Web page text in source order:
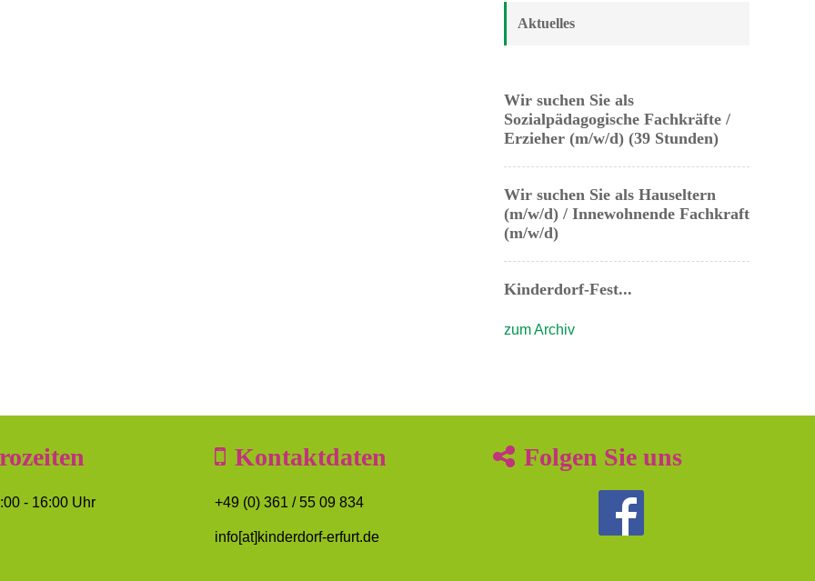
Aktuelles
Wir suchen Sie als
Sozialpädagogische Fachkräfte /
Erzieher (m/w/d) (39 Stunden)
Wir suchen Sie als Hauseltern
(m/w/d) / Innewohnende Fachkraft
(m/w/d)
Kinderdorf-Fest...
zum Archiv
- 16:00 Uhr
Kontaktdaten
+49 (0) 361 / 55 09 834
info[at]kinderdorf-erfurt.de
Folgen Sie uns